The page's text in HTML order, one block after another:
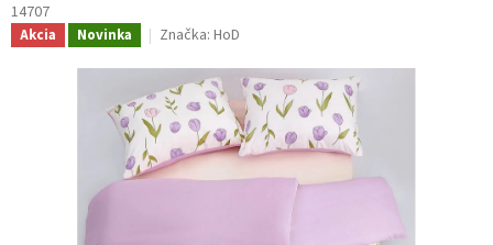
14707
Akcia Novinka Značka: HoD